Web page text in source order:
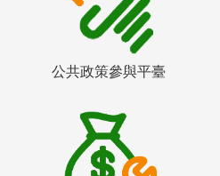
公共政策參與平臺